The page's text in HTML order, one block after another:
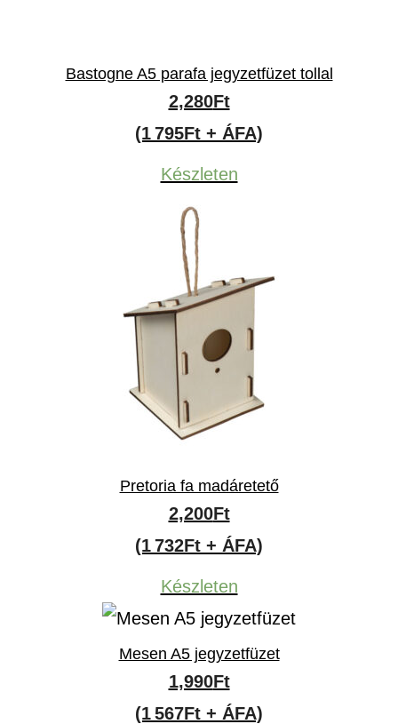
Bastogne A5 parafa jegyzetfüzet tollal
2,280Ft
(1 795Ft + ÁFA)
Készleten
Pretoria fa madáretető
2,200Ft
(1 732Ft + ÁFA)
Készleten
Mesen A5 jegyzetfüzet
1,990Ft
(1 567Ft + ÁFA)